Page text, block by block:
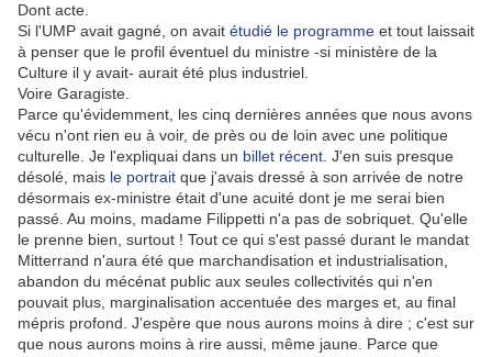
Dont acte.
Si l'UMP avait gagné, on avait étudié le programme et tout laissait
à penser que le profil éventuel du ministre -si ministère de la
Culture il y avait- aurait été plus industriel.
Voire Garagiste.
Parce qu'évidemment, les cinq dernières années que nous avons
vécu n'ont rien eu à voir, de près ou de loin avec une politique
culturelle. Je l'expliquai dans un billet récent . J'en suis presque
désolé, mais le portrait que j'avais dressé à son arrivée de notre
désormais ex-ministre était d'une acuité dont je me serai bien
passé. Au moins, madame Filippetti n'a pas de sobriquet. Qu'elle
le prenne bien, surtout ! Tout ce qui s'est passé durant le mandat
Mitterrand n'aura été que marchandisation et industrialisation,
abandon du mécénat public aux seules collectivités qui n'en
pouvait plus, marginalisation accentuée des marges et, au final
mépris profond. J'espère que nous aurons moins à dire ; c'est sur
que nous aurons moins à rire aussi, même jaune. Parce que